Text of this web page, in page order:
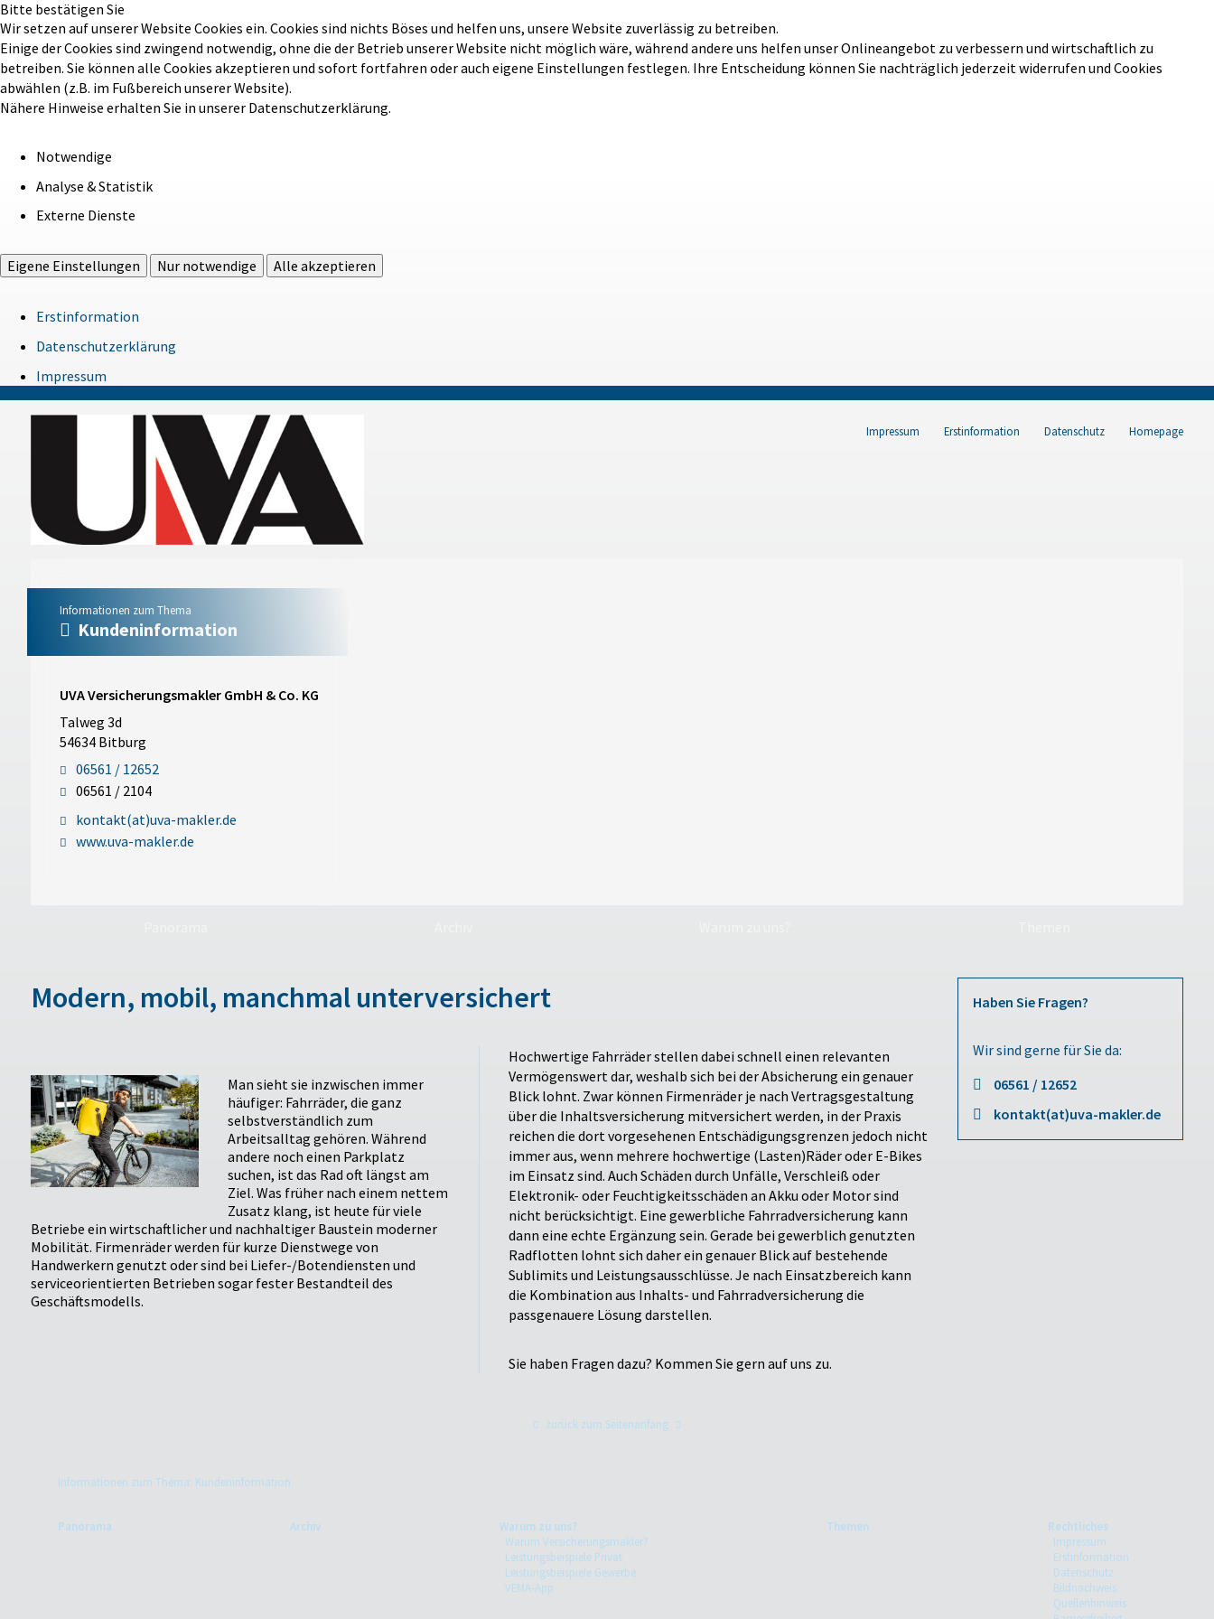
Bitte bestätigen Sie
Wir setzen auf unserer Website Cookies ein. Cookies sind nichts Böses und helfen uns, unsere Website zuverlässig zu betreiben.
Einige der Cookies sind zwingend notwendig, ohne die der Betrieb unserer Website nicht möglich wäre, während andere uns helfen unser Onlineangebot zu verbessern und wirtschaftlich zu
betreiben. Sie können alle Cookies akzeptieren und sofort fortfahren oder auch eigene Einstellungen festlegen. Ihre Entscheidung können Sie nachträglich jederzeit widerrufen und Cookies
abwählen (z.B. im Fußbereich unserer Website).
Nähere Hinweise erhalten Sie in unserer Datenschutzerklärung.
Notwendige
Analyse & Statistik
Externe Dienste
Eigene Einstellungen Nur notwendige Alle akzeptieren
Erstinformation
Datenschutzerklärung
Impressum
Impressum Erstinformation Datenschutz Homepage
Informationen zum Thema
Kundeninformation
UVA Versicherungsmakler GmbH & Co. KG
Talweg 3d
54634 Bitburg
06561 / 12652
06561 / 2104
kontakt(at)uva-makler.de
www.uva-makler.de
Modern, mobil, manchmal unterversichert
Man sieht sie inzwischen immer
häufiger: Fahrräder, die ganz
selbstverständlich zum
Arbeitsalltag gehören. Während
andere noch einen Parkplatz
suchen, ist das Rad oft längst am
Ziel. Was früher nach einem nettem
Zusatz klang, ist heute für viele
Betriebe ein wirtschaftlicher und nachhaltiger Baustein moderner
Mobilität. Firmenräder werden für kurze Dienstwege von
Handwerkern genutzt oder sind bei Liefer-/Botendiensten und
serviceorientierten Betrieben sogar fester Bestandteil des
Geschäftsmodells.
Hochwertige Fahrräder stellen dabei schnell einen relevanten
Vermögenswert dar, weshalb sich bei der Absicherung ein genauer
Blick lohnt. Zwar können Firmenräder je nach Vertragsgestaltung
über die Inhaltsversicherung mitversichert werden, in der Praxis
reichen die dort vorgesehenen Entschädigungsgrenzen jedoch nicht
immer aus, wenn mehrere hochwertige (Lasten)Räder oder E-Bikes
im Einsatz sind. Auch Schäden durch Unfälle, Verschleiß oder
Elektronik- oder Feuchtigkeitsschäden an Akku oder Motor sind
nicht berücksichtigt. Eine gewerbliche Fahrradversicherung kann
dann eine echte Ergänzung sein. Gerade bei gewerblich genutzten
Radflotten lohnt sich daher ein genauer Blick auf bestehende
Sublimits und Leistungsausschlüsse. Je nach Einsatzbereich kann
die Kombination aus Inhalts- und Fahrradversicherung die
passgenauere Lösung darstellen.
Sie haben Fragen dazu? Kommen Sie gern auf uns zu.
Haben Sie Fragen?
Wir sind gerne für Sie da:
06561 / 12652
kontakt(at)uva-makler.de
zurück zum Seitenanfang
Informationen zum Thema: Kundeninformation
Panorama Archiv
Warum zu uns?
Warum Versicherungsmakler?
Leistungsbeispiele Privat
Leistungsbeispiele Gewerbe
VEMA-App
Themen
Rechtliches
Impressum
Erstinformation
Datenschutz
Bildnachweis
Quellenhinweis